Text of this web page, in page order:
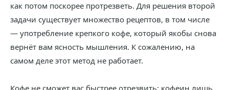
как потом поскорее протрезветь. Для решения второй
задачи существует множество рецептов, в том числе
— употребление крепкого кофе, который якобы снова
вернёт вам ясность мышления. К сожалению, на
самом деле этот метод не работает.
Кофе не сможет вас быстрее отрезвить: кофеин лишь